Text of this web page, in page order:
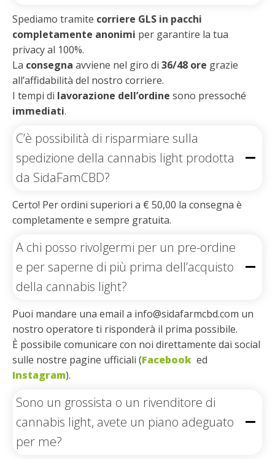
Spediamo tramite corriere GLS in pacchi
completamente anonimi per garantire la tua
privacy al 100%.
La consegna avviene nel giro di 36/48 ore grazie
all’affidabilità del nostro corriere.
I tempi di lavorazione dell’ordine sono pressoché
immediati.
C’è possibilità di risparmiare sulla
spedizione della cannabis light prodotta
da SidaFamCBD?
Certo! Per ordini superiori a € 50,00 la consegna è
completamente e sempre gratuita.
A chi posso rivolgermi per un pre-ordine
e per saperne di più prima dell’acquisto
della cannabis light?
Puoi mandare una email a info@sidafarmcbd.com un
nostro operatore ti risponderà il prima possibile.
È possibile comunicare con noi direttamente dai social
sulle nostre pagine ufficiali (Facebook ed
Instagram).
Sono un grossista o un rivenditore di
cannabis light, avete un piano adeguato
per me?